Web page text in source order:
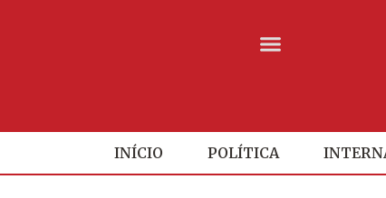
INÍCIO POLÍTICA